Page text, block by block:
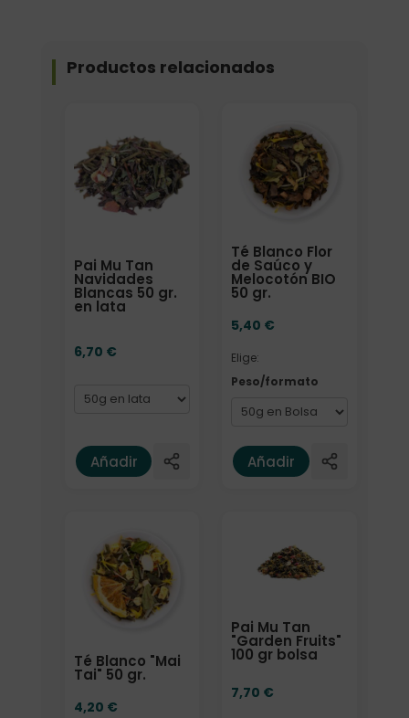
Productos relacionados
Pai Mu Tan
Navidades
Blancas 50 gr.
en lata
6,70 €
Añadir
Té Blanco Flor
de Saúco y
Melocotón BIO
50 gr.
5,40 €
Elige:
Peso/formato
Elige: Peso/formato
Añadir
Té Blanco "Mai
Tai" 50 gr.
4,20 €
Elige: Peso/formato
Pai Mu Tan
"Garden Fruits"
100 gr bolsa
7,70 €